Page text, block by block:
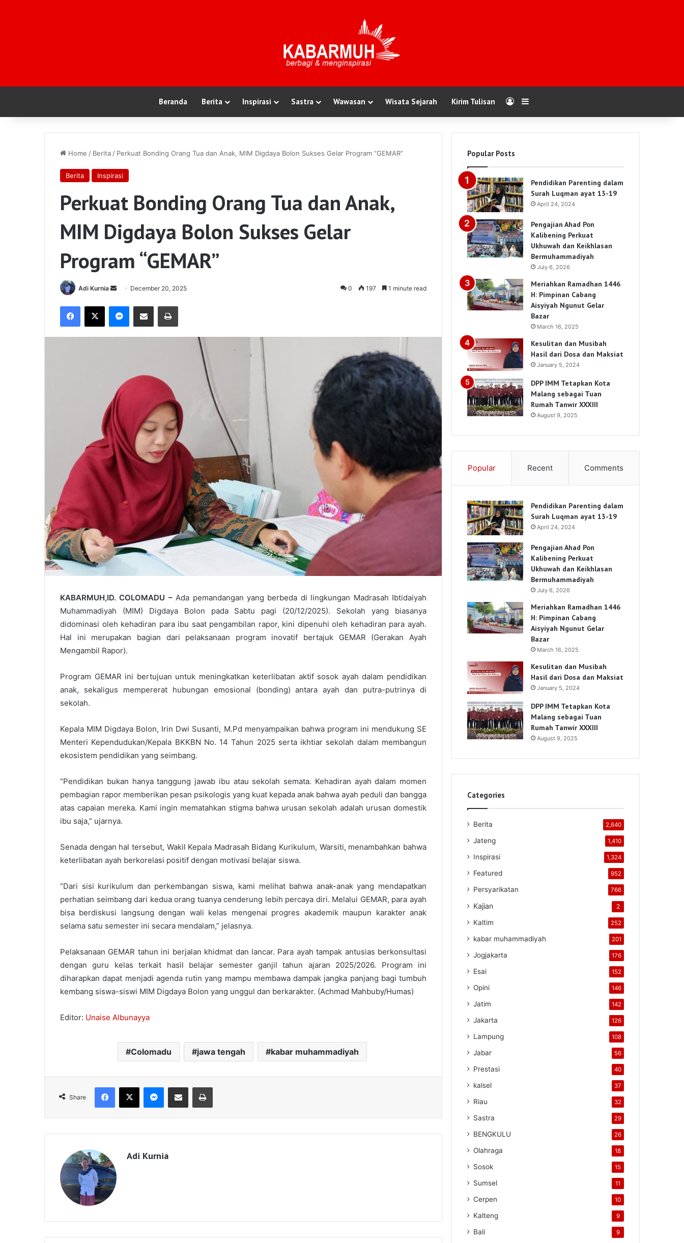
Beranda Berita Inspirasi Sastra Wawasan Wisata Sejarah Kirim Tulisan Log InSidebar
Home / Berita / Perkuat Bonding Orang Tua dan Anak, MIM Digdaya Bolon Sukses Gelar Program “GEMAR”
Berita Inspirasi
Perkuat Bonding Orang Tua dan Anak,
MIM Digdaya Bolon Sukses Gelar
Program “GEMAR”
Adi Kurnia
Send
email
December 20, 2025 0 197 1 minute read
Facebook
X Messenger
Share via Email Print
KABARMUH,ID. COLOMADU –Ada pemandangan yang berbeda di lingkungan Madrasah Ibtidaiyah
Muhammadiyah (MIM) Digdaya Bolon pada Sabtu pagi (20/12/2025). Sekolah yang biasanya
didominasi oleh kehadiran para ibu saat pengambilan rapor, kini dipenuhi oleh kehadiran para ayah.
Hal ini merupakan bagian dari pelaksanaan program inovatif bertajuk GEMAR (Gerakan Ayah
Mengambil Rapor).
Program GEMAR ini bertujuan untuk meningkatkan keterlibatan aktif sosok ayah dalam pendidikan
anak, sekaligus mempererat hubungan emosional (bonding) antara ayah dan putra-putrinya di
sekolah.
Kepala MIM Digdaya Bolon, Irin Dwi Susanti, M.Pd menyampaikan bahwa program ini mendukung SE
Menteri Kependudukan/Kepala BKKBN No. 14 Tahun 2025 serta ikhtiar sekolah dalam membangun
ekosistem pendidikan yang seimbang.
“Pendidikan bukan hanya tanggung jawab ibu atau sekolah semata. Kehadiran ayah dalam momen
pembagian rapor memberikan pesan psikologis yang kuat kepada anak bahwa ayah peduli dan bangga
atas capaian mereka. Kami ingin mematahkan stigma bahwa urusan sekolah adalah urusan domestik
ibu saja,” ujarnya.
Senada dengan hal tersebut, Wakil Kepala Madrasah Bidang Kurikulum, Warsiti, menambahkan bahwa
keterlibatan ayah berkorelasi positif dengan motivasi belajar siswa.
“Dari sisi kurikulum dan perkembangan siswa, kami melihat bahwa anak-anak yang mendapatkan
perhatian seimbang dari kedua orang tuanya cenderung lebih percaya diri. Melalui GEMAR, para ayah
bisa berdiskusi langsung dengan wali kelas mengenai progres akademik maupun karakter anak
selama satu semester ini secara mendalam,” jelasnya.
Pelaksanaan GEMAR tahun ini berjalan khidmat dan lancar. Para ayah tampak antusias berkonsultasi
dengan guru kelas terkait hasil belajar semester ganjil tahun ajaran 2025/2026. Program ini
diharapkan dapat menjadi agenda rutin yang mampu membawa dampak jangka panjang bagi tumbuh
kembang siswa-siswi MIM Digdaya Bolon yang unggul dan berkarakter. (Achmad Mahbuby/Humas)
Editor: Unaise Albunayya
Colomadu jawa tengah kabar muhammadiyah
Share
Facebook
X Messenger
Share via Email Print
Adi Kurnia
Popular Posts
Pendidikan Parenting dalam
Surah Luqman ayat 13-19
April 24, 2024
Pengajian Ahad Pon
Kalibening Perkuat
Ukhuwah dan Keikhlasan
Bermuhammadiyah
July 6, 2026
Meriahkan Ramadhan 1446
H: Pimpinan Cabang
Aisyiyah Ngunut Gelar
Bazar
March 16, 2025
Kesulitan dan Musibah
Hasil dari Dosa dan Maksiat
January 5, 2024
DPP IMM Tetapkan Kota
Malang sebagai Tuan
Rumah Tanwir XXXIII
August 9, 2025
Popular Recent Comments
Pendidikan Parenting dalam
Surah Luqman ayat 13-19
April 24, 2024
Pengajian Ahad Pon
Kalibening Perkuat
Ukhuwah dan Keikhlasan
Bermuhammadiyah
July 6, 2026
Meriahkan Ramadhan 1446
H: Pimpinan Cabang
Aisyiyah Ngunut Gelar
Bazar
March 16, 2025
Kesulitan dan Musibah
Hasil dari Dosa dan Maksiat
January 5, 2024
DPP IMM Tetapkan Kota
Malang sebagai Tuan
Rumah Tanwir XXXIII
August 9, 2025
Categories
Berita 2,640
Jateng 1,410
Inspirasi 1,324
Featured 952
Persyarikatan 766
Kajian 2
Kaltim 252
kabar muhammadiyah 201
Jogjakarta 176
Esai 152
Opini 146
Jatim 142
Jakarta 126
Lampung 108
Jabar 56
Prestasi 40
kalsel 37
Riau 32
Sastra 29
BENGKULU 26
Olahraga 18
Sosok 15
Sumsel 11
Cerpen 10
Kalteng 9
Bali 9